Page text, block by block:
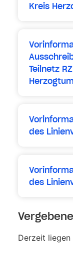
Kreis
Teilnetz
des
des
Derzeit